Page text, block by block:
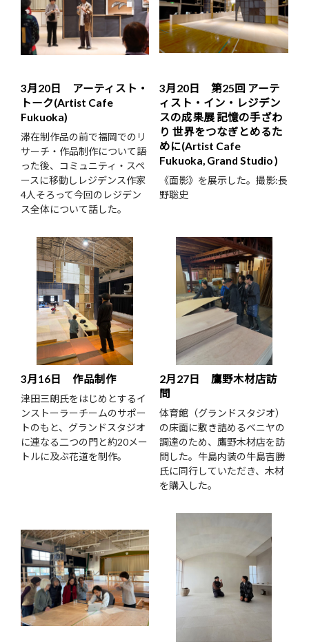
3月20日 アーティスト・
トーク(Artist Cafe
Fukuoka)
滞在制作品の前で福岡でのリ
サーチ・作品制作について語
った後、コミュニティ・スペ
ースに移動しレジデンス作家
4人そろって今回のレジデン
ス全体について話した。
3月20日 第25回 アーテ
ィスト・イン・レジデン
スの成果展 記憶の手ざわ
り 世界をつなぎとめるた
めに(Artist Cafe
Fukuoka, Grand Studio )
《面影》を展示した。撮影:長
野聡史
3月16日 作品制作
津田三朗氏をはじめとするイ
ンストーラーチームのサポー
トのもと、グランドスタジオ
に連なる二つの門と約20メー
トルに及ぶ花道を制作。
2月27日 鷹野木材店訪
問
体育館（グランドスタジオ）
の床面に敷き詰めるベニヤの
調達のため、鷹野木材店を訪
問した。牛島内装の牛島吉勝
氏に同行していただき、木材
を購入した。